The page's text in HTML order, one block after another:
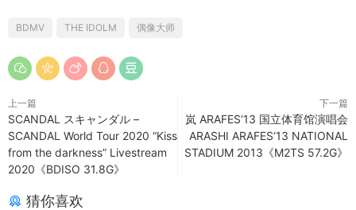
BDMV THE IDOLM 偶像大师
上一篇
SCANDAL スキャンダル –
SCANDAL World Tour 2020 “Kiss
from the darkness” Livestream
2020《BDISO 31.8G》
下一篇
岚 ARAFES‘13 国立体育馆演唱会
ARASHI ARAFES‘13 NATIONAL
STADIUM 2013《M2TS 57.2G》
猜你喜欢